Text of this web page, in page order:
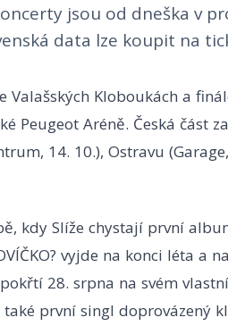
jsou od dneška v
data lze koupit na
Valašských Kloboukách a
Peugeot Aréně. Česká část
14. 10.), Ostravu
kdy Slíže chystají první
vyjde na konci léta a
28. srpna na svém
první singl doprovázený